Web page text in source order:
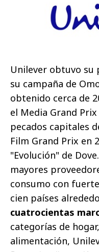
Unilever obtuvo su
su campaña de
obtenido cerca de
el Media Grand
pecados capitales
Film Grand Prix en
"Evolución" de
mayores
consumo con
cien países
cuatrocientas
categorías de
alimentación,